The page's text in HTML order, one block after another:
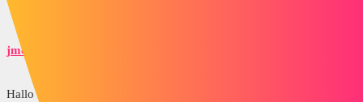
jmo
Hallo ihr alle!